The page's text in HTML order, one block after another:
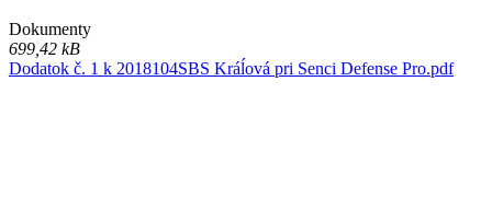
Dokumenty
699,42 kB
Dodatok č. 1 k 2018104SBS Kráĺová pri Senci Defense Pro.pdf